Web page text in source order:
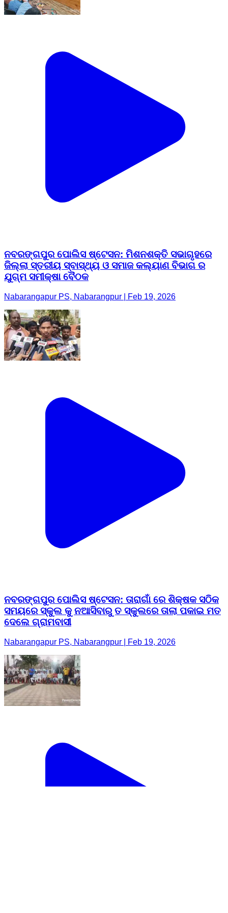
ନବରଙ୍ଗପୁର ପୋଲିସ ଷ୍ଟେସନ: ମିଶନଶକ୍ତି ସଭାଗୃହରେ
ଜିଲ୍ଲା ସ୍ତରୀୟ ସ୍ବାସ୍ଥ୍ୟ ଓ ସମାଜ କଲ୍ୟାଣ ବିଭାଗ ର
ଯୁଗ୍ମ ସମୀକ୍ଷା ବୈଠକ
Nabarangapur PS, Nabarangpur | Feb 19, 2026
ନବରଙ୍ଗପୁର ପୋଲିସ ଷ୍ଟେସନ: ତାରାଗାଁ ରେ ଶିକ୍ଷକ ସଠିକ
ସମୟରେ ସ୍କୁଲ କୁ ନଆସିବାରୁ ତ ସ୍କୁଲରେ ତାଲା ପକାଇ ମତ
ଦେଲେ ଗ୍ରାମବାସୀ
Nabarangapur PS, Nabarangpur | Feb 19, 2026